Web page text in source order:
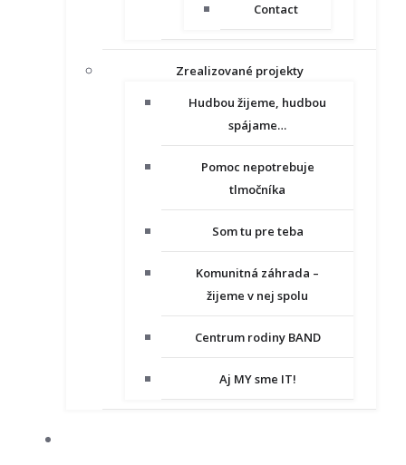
Contact
Zrealizované projekty
Hudbou žijeme, hudbou
spájame…
Pomoc nepotrebuje
tlmočníka
Som tu pre teba
Komunitná záhrada –
žijeme v nej spolu
Centrum rodiny BAND
Aj MY sme IT!